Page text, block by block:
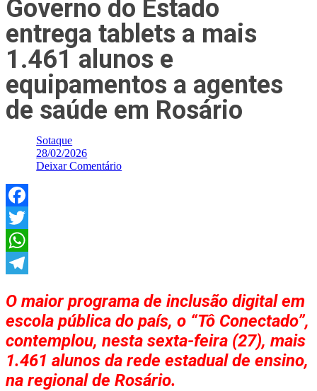
Governo do Estado
entrega tablets a mais
1.461 alunos e
equipamentos a agentes
de saúde em Rosário
Sotaque
28/02/2026
Deixar Comentário
Facebook
Twitter
WhatsApp
O maior programa de inclusão digital em
escola pública do país, o “Tô Conectado”,
contemplou, nesta sexta-feira (27), mais
1.461 alunos da rede estadual de ensino,
na regional de Rosário.